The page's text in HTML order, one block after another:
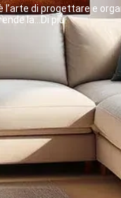
l’arte di progettare e
la...Di più